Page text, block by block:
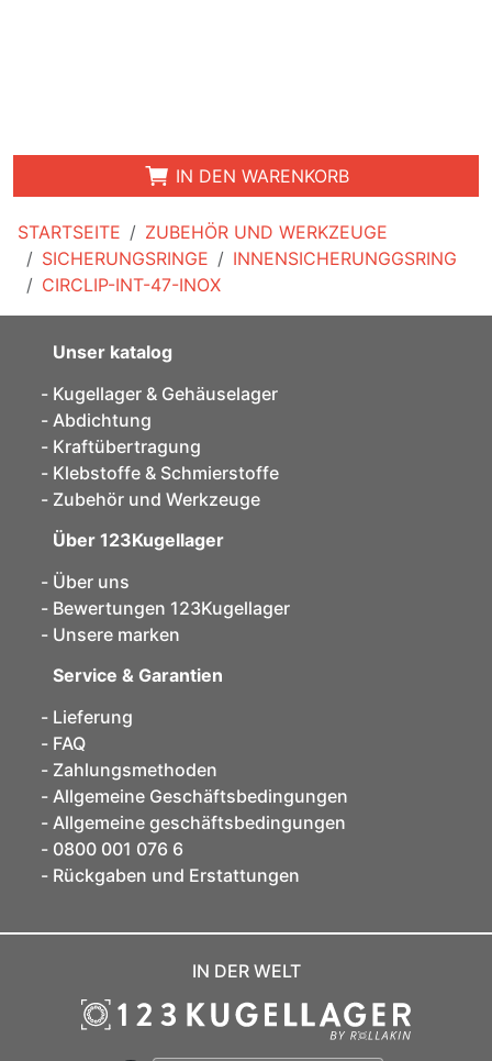
STARTSEITE
ZUBEHÖR UND WERKZEUGE
SICHERUNGSRINGE
INNENSICHERUNGGSRING
CIRCLIP-INT-47-INOX
IN DEN WARENKORB
Unser katalog
Kugellager & Gehäuselager
Abdichtung
Kraftübertragung
Klebstoffe & Schmierstoffe
Zubehör und Werkzeuge
Über 123Kugellager
Über uns
Bewertungen 123Kugellager
Unsere marken
Service & Garantien
Lieferung
FAQ
Zahlungsmethoden
Allgemeine Geschäftsbedingungen
Allgemeine geschäftsbedingungen
0800 001 076 6
Rückgaben und Erstattungen
IN DER WELT